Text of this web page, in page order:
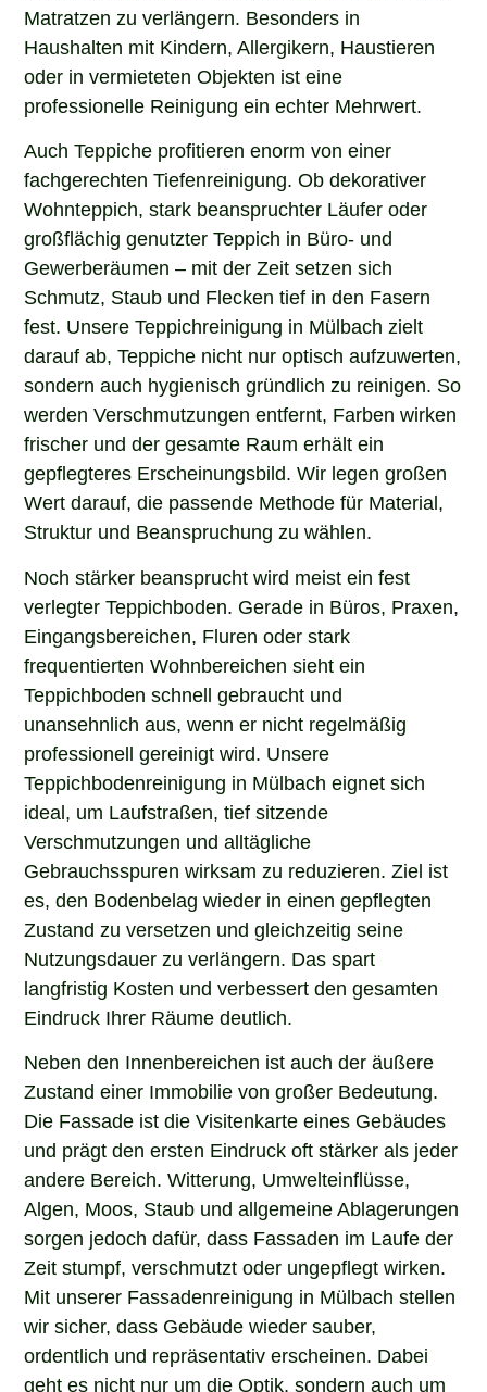
Matratzen zu verlängern. Besonders in
Haushalten mit Kindern, Allergikern, Haustieren
oder in vermieteten Objekten ist eine
professionelle Reinigung ein echter Mehrwert.
Auch Teppiche profitieren enorm von einer
fachgerechten Tiefenreinigung. Ob dekorativer
Wohnteppich, stark beanspruchter Läufer oder
großflächig genutzter Teppich in Büro- und
Gewerberäumen – mit der Zeit setzen sich
Schmutz, Staub und Flecken tief in den Fasern
fest. Unsere Teppichreinigung in Mülbach zielt
darauf ab, Teppiche nicht nur optisch aufzuwerten,
sondern auch hygienisch gründlich zu reinigen. So
werden Verschmutzungen entfernt, Farben wirken
frischer und der gesamte Raum erhält ein
gepflegteres Erscheinungsbild. Wir legen großen
Wert darauf, die passende Methode für Material,
Struktur und Beanspruchung zu wählen.
Noch stärker beansprucht wird meist ein fest
verlegter Teppichboden. Gerade in Büros, Praxen,
Eingangsbereichen, Fluren oder stark
frequentierten Wohnbereichen sieht ein
Teppichboden schnell gebraucht und
unansehnlich aus, wenn er nicht regelmäßig
professionell gereinigt wird. Unsere
Teppichbodenreinigung in Mülbach eignet sich
ideal, um Laufstraßen, tief sitzende
Verschmutzungen und alltägliche
Gebrauchsspuren wirksam zu reduzieren. Ziel ist
es, den Bodenbelag wieder in einen gepflegten
Zustand zu versetzen und gleichzeitig seine
Nutzungsdauer zu verlängern. Das spart
langfristig Kosten und verbessert den gesamten
Eindruck Ihrer Räume deutlich.
Neben den Innenbereichen ist auch der äußere
Zustand einer Immobilie von großer Bedeutung.
Die Fassade ist die Visitenkarte eines Gebäudes
und prägt den ersten Eindruck oft stärker als jeder
andere Bereich. Witterung, Umwelteinflüsse,
Algen, Moos, Staub und allgemeine Ablagerungen
sorgen jedoch dafür, dass Fassaden im Laufe der
Zeit stumpf, verschmutzt oder ungepflegt wirken.
Mit unserer Fassadenreinigung in Mülbach stellen
wir sicher, dass Gebäude wieder sauber,
ordentlich und repräsentativ erscheinen. Dabei
geht es nicht nur um die Optik, sondern auch um